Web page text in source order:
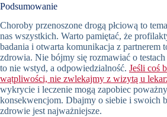
Podsumowanie
Choroby przenoszone drogą płciową to
nas wszystkich. Warto pamiętać, że
badania i otwarta komunikacja z partnerem
zdrowia. Nie bójmy się rozmawiać o
to nie wstyd, a odpowiedzialność. Jeśli coś
wątpliwości, nie zwlekajmy z wizytą u
wykrycie i leczenie mogą zapobiec
konsekwencjom. Dbajmy o siebie i swoich
zdrowie jest najważniejsze.